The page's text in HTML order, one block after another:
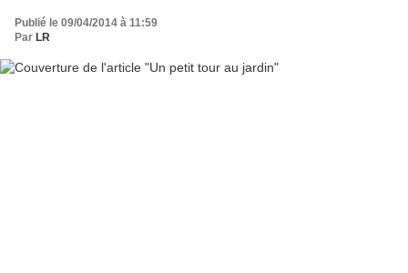
Publié le 09/04/2014 à 11:59
Par LR